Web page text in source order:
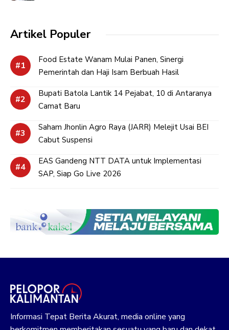
Artikel Populer
Food Estate Wanam Mulai Panen, Sinergi
Pemerintah dan Haji Isam Berbuah Hasil
Bupati Batola Lantik 14 Pejabat, 10 di Antaranya
Camat Baru
Saham Jhonlin Agro Raya (JARR) Melejit Usai BEI
Cabut Suspensi
EAS Gandeng NTT DATA untuk Implementasi
SAP, Siap Go Live 2026
Informasi Tepat Berita Akurat, media online yang